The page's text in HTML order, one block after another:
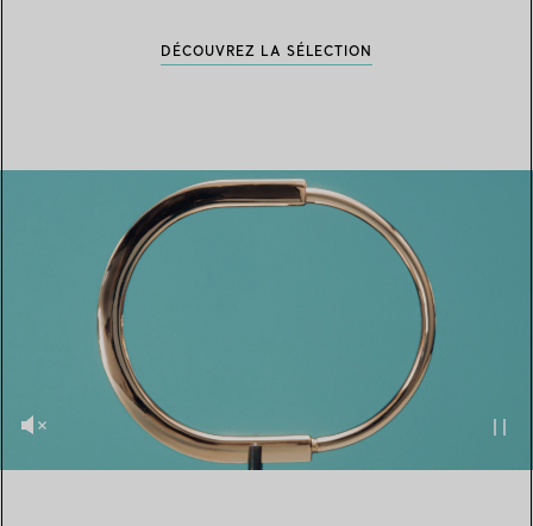
DÉCOUVREZ LA SÉLECTION